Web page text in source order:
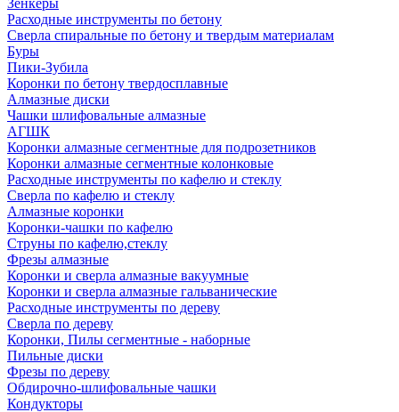
Зенкеры
Расходные инструменты по бетону
Сверла спиральные по бетону и твердым материалам
Буры
Пики-Зубила
Коронки по бетону твердосплавные
Алмазные диски
Чашки шлифовальные алмазные
АГШК
Коронки алмазные сегментные для подрозетников
Коронки алмазные сегментные колонковые
Расходные инструменты по кафелю и стеклу
Сверла по кафелю и стеклу
Алмазные коронки
Коронки-чашки по кафелю
Струны по кафелю,стеклу
Фрезы алмазные
Коронки и сверла алмазные вакуумные
Коронки и сверла алмазные гальванические
Расходные инструменты по дереву
Сверла по дереву
Коронки, Пилы сегментные - наборные
Пильные диски
Фрезы по дереву
Обдирочно-шлифовальные чашки
Кондукторы